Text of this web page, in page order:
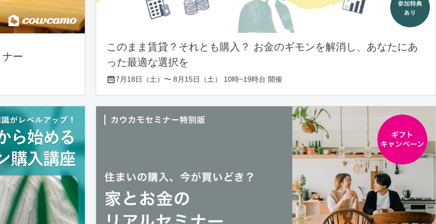
ー
このまま賃貸？それとも購入？ お金のギモンを解消し、あなたにあ
った最適な選択を
7月18日（土）〜 8月15日（土） 10時~19時台 開催